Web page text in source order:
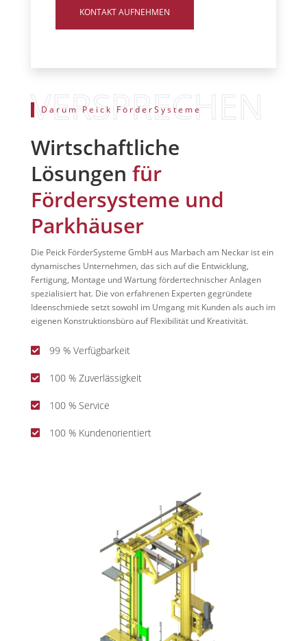
KONTAKT AUFNEHMEN
Darum Peick FörderSysteme
Wirtschaftliche
Lösungen für
Fördersysteme und
Parkhäuser
Die Peick FörderSysteme GmbH aus Marbach am Neckar ist ein
dynamisches Unternehmen, das sich auf die Entwicklung,
Fertigung, Montage und Wartung fördertechnischer Anlagen
spezialisiert hat. Die von erfahrenen Experten gegründete
Ideenschmiede setzt sowohl im Umgang mit Kunden als auch im
eigenen Konstruktionsbüro auf Flexibilität und Kreativität.
 99 % Verfügbarkeit
 100 % Zuverlässigkeit
 100 % Service
 100 % Kundenorientiert